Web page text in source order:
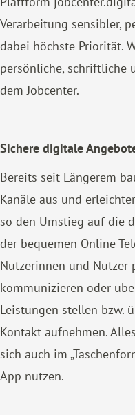
Verarbeitung sensibler,
dabei höchste Priorität.
persönliche, schriftliche
dem Jobcenter.
Sichere digitale
Bereits seit Längerem
Kanäle aus und
so den Umstieg auf die
der bequemen Online-
Nutzerinnen und Nutzer
kommunizieren oder
Leistungen stellen bzw.
Kontakt aufnehmen.
sich auch im
App nutzen.